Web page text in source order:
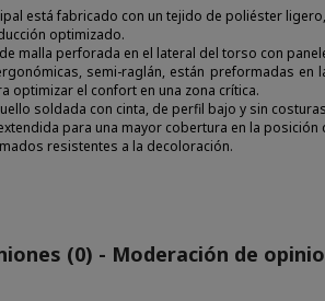
está fabricado con un tejido de poliéster
optimizado.
malla perforada en el lateral del torso con
semi-raglán, están preformadas
optimizar el confort en una zona crítica.
soldada con cinta, de perfil bajo y sin
para una mayor cobertura en la
resistentes a la decoloración.
(0) - Moderación de